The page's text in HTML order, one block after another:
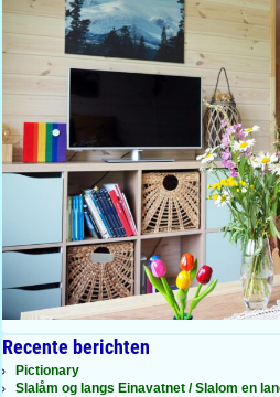
Recente berichten
Pictionary
Slalåm og langs Einavatnet / Slalom en